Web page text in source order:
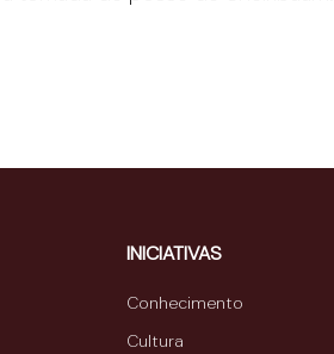
INICIATIVAS
Conhecimento
Cultura